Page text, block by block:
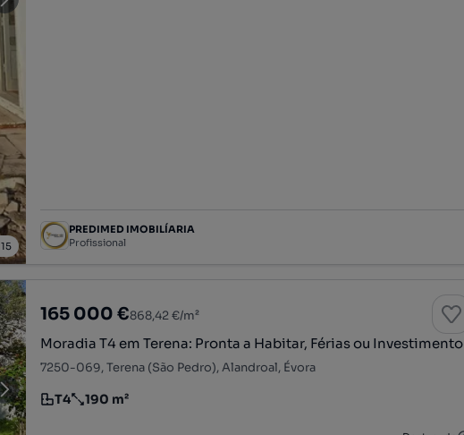
15
PREDIMED IMOBILÍARIA
Profissional
165 000 €868,42 €/m²
Moradia T4 em Terena: Pronta a Habitar, Férias ou Investimento
7250-069, Terena (São Pedro), Alandroal, Évora
Tipologia
T4
Preço por metro quadrado
190 m²